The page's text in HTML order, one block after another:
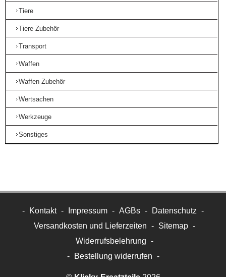
Tiere
Tiere Zubehör
Transport
Waffen
Waffen Zubehör
Wertsachen
Werkzeuge
Sonstiges
- Kontakt - Impressum - AGBs - Datenschutz -
Versandkosten und Lieferzeiten - Sitemap -
Widerrufsbelehrung -
-
Bestellung widerrufen -